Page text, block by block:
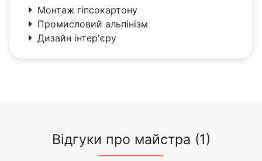
Монтаж гіпсокартону
Промисловий альпінізм
Дизайн інтер'єру
Відгуки про майстра (1)